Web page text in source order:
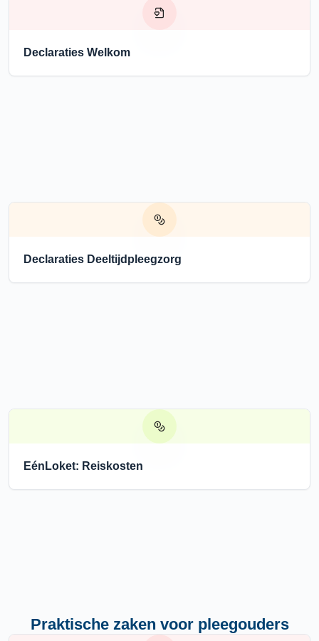
Declaraties Welkom
Declaraties Deeltijdpleegzorg
EénLoket: Reiskosten
Praktische zaken voor pleegouders